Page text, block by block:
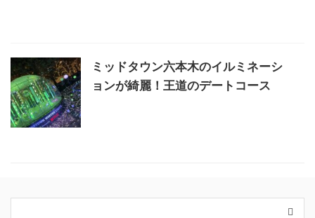
ミッドタウン六本木のイルミネーシ
ョンが綺麗！王道のデートコース